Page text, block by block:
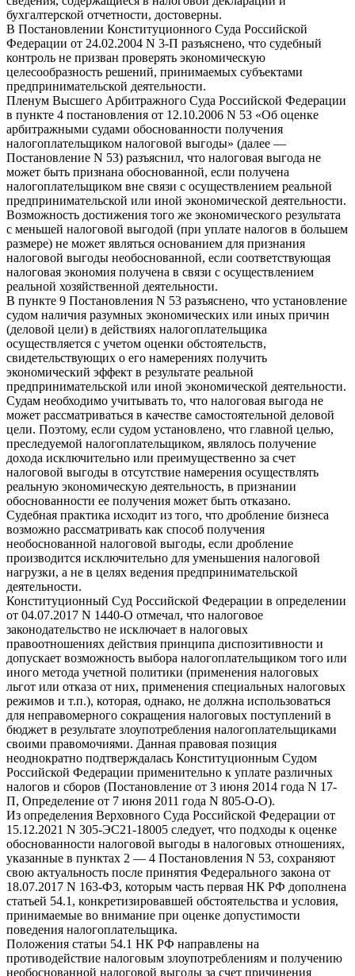
бухгалтерской отчетности, достоверны.
В Постановлении Конституционного Суда Российской
Федерации от 24.02.2004 N 3-П разъяснено, что судебный
контроль не призван проверять экономическую
целесообразность решений, принимаемых субъектами
предпринимательской деятельности.
Пленум Высшего Арбитражного Суда Российской Федерации
в пункте 4 постановления от 12.10.2006 N 53 «Об оценке
арбитражными судами обоснованности получения
налогоплательщиком налоговой выгоды» (далее —
Постановление N 53) разъяснил, что налоговая выгода не
может быть признана обоснованной, если получена
налогоплательщиком вне связи с осуществлением реальной
предпринимательской или иной экономической деятельности.
Возможность достижения того же экономического результата
с меньшей налоговой выгодой (при уплате налогов в большем
размере) не может являться основанием для признания
налоговой выгоды необоснованной, если соответствующая
налоговая экономия получена в связи с осуществлением
реальной хозяйственной деятельности.
В пункте 9 Постановления N 53 разъяснено, что установление
судом наличия разумных экономических или иных причин
(деловой цели) в действиях налогоплательщика
осуществляется с учетом оценки обстоятельств,
свидетельствующих о его намерениях получить
экономический эффект в результате реальной
предпринимательской или иной экономической деятельности.
Судам необходимо учитывать то, что налоговая выгода не
может рассматриваться в качестве самостоятельной деловой
цели. Поэтому, если судом установлено, что главной целью,
преследуемой налогоплательщиком, являлось получение
дохода исключительно или преимущественно за счет
налоговой выгоды в отсутствие намерения осуществлять
реальную экономическую деятельность, в признании
обоснованности ее получения может быть отказано.
Судебная практика исходит из того, что дробление бизнеса
возможно рассматривать как способ получения
необоснованной налоговой выгоды, если дробление
производится исключительно для уменьшения налоговой
нагрузки, а не в целях ведения предпринимательской
деятельности.
Конституционный Суд Российской Федерации в определении
от 04.07.2017 N 1440-О отмечал, что налоговое
законодательство не исключает в налоговых
правоотношениях действия принципа диспозитивности и
допускает возможность выбора налогоплательщиком того или
иного метода учетной политики (применения налоговых
льгот или отказа от них, применения специальных налоговых
режимов и т.п.), которая, однако, не должна использоваться
для неправомерного сокращения налоговых поступлений в
бюджет в результате злоупотребления налогоплательщиками
своими правомочиями. Данная правовая позиция
неоднократно подтверждалась Конституционным Судом
Российской Федерации применительно к уплате различных
налогов и сборов (Постановление от 3 июня 2014 года N 17-
П, Определение от 7 июня 2011 года N 805-О-О).
Из определения Верховного Суда Российской Федерации от
15.12.2021 N 305-ЭС21-18005 следует, что подходы к оценке
обоснованности налоговой выгоды в налоговых отношениях,
указанные в пунктах 2 — 4 Постановления N 53, сохраняют
свою актуальность после принятия Федерального закона от
18.07.2017 N 163-ФЗ, которым часть первая НК РФ дополнена
статьей 54.1, конкретизировавшей обстоятельства и условия,
принимаемые во внимание при оценке допустимости
поведения налогоплательщика.
Положения статьи 54.1 НК РФ направлены на
противодействие налоговым злоупотреблениям и получению
необоснованной налоговой выгоды за счет причинения